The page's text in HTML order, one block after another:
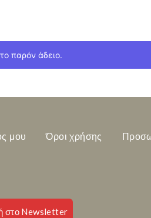
παρόν άδειο.
μου Όροι χρήσης
στο Newsletter